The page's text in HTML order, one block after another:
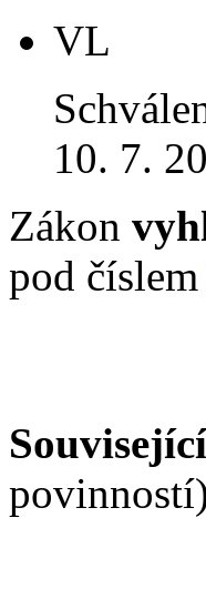
VL
10. 7.
Zákon
pod číslem